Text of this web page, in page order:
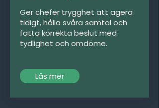
Ger chefer trygghet att agera
tidigt, hålla svåra samtal och
fatta korrekta beslut med
tydlighet och omdöme.
Läs mer